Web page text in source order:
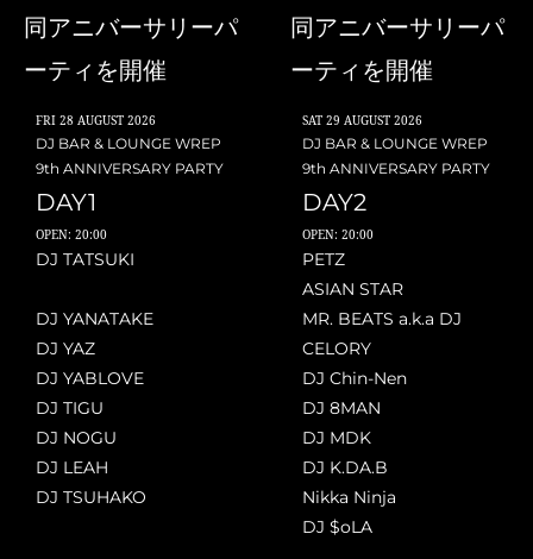
同アニバーサリーパ
ーティを開催
FRI 28 AUGUST 2026
DJ BAR & LOUNGE WREP
9th ANNIVERSARY PARTY
DAY1
OPEN: 20:00
DJ TATSUKI
DJ YANATAKE
DJ YAZ
DJ YABLOVE
DJ TIGU
DJ NOGU
DJ LEAH
DJ TSUHAKO
同アニバーサリーパ
ーティを開催
SAT 29 AUGUST 2026
DJ BAR & LOUNGE WREP
9th ANNIVERSARY PARTY
DAY2
OPEN: 20:00
PETZ
ASIAN STAR
MR. BEATS a.k.a DJ
CELORY
DJ Chin-Nen
DJ 8MAN
DJ MDK
DJ K.DA.B
Nikka Ninja
DJ $oLA